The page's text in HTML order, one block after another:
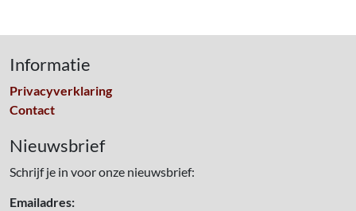
Informatie
Privacyverklaring
Contact
Nieuwsbrief
Schrijf je in voor onze nieuwsbrief:
Emailadres: